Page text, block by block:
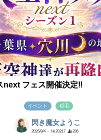
next フェス開催決定‼️
イベント 稲毛
閃き魔女ようこ
2026/8/4 - №20217 286